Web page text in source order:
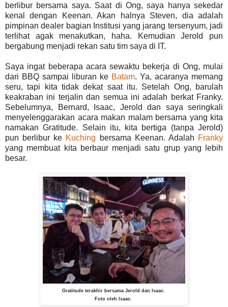
berlibur bersama saya. Saat di Ong, saya hanya sekedar
kenal dengan Keenan. Akan halnya Steven, dia adalah
pimpinan dealer bagian Institusi yang jarang tersenyum, jadi
terlihat agak menakutkan, haha. Kemudian Jerold pun
bergabung menjadi rekan satu tim saya di IT.
Saya ingat beberapa acara sewaktu bekerja di Ong, mulai
dari BBQ sampai liburan ke Batam. Ya, acaranya memang
seru, tapi kita tidak dekat saat itu. Setelah Ong, barulah
keakraban ini terjalin dan semua ini adalah berkat Franky.
Sebelumnya, Bernard, Isaac, Jerold dan saya seringkali
menyelenggarakan acara makan malam bersama yang kita
namakan Gratitude. Selain itu, kita bertiga (tanpa Jerold)
pun berlibur ke Kuching bersama Keenan. Adalah Franky
yang membuat kita berbaur menjadi satu grup yang lebih
besar.
Gratitude terakhir bersama Jerold dan Isaac.
Foto oleh Isaac.